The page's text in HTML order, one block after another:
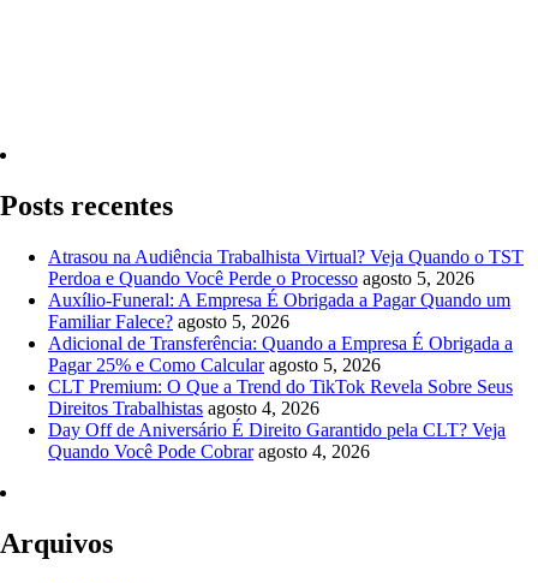
Posts recentes
Atrasou na Audiência Trabalhista Virtual? Veja Quando o TST
Perdoa e Quando Você Perde o Processo agosto 5, 2026
Auxílio-Funeral: A Empresa É Obrigada a Pagar Quando um
Familiar Falece? agosto 5, 2026
Adicional de Transferência: Quando a Empresa É Obrigada a
Pagar 25% e Como Calcular agosto 5, 2026
CLT Premium: O Que a Trend do TikTok Revela Sobre Seus
Direitos Trabalhistas agosto 4, 2026
Day Off de Aniversário É Direito Garantido pela CLT? Veja
Quando Você Pode Cobrar agosto 4, 2026
Arquivos